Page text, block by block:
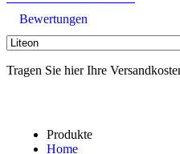
Bewertungen
Tragen Sie hier Ihre
Produkte
Home